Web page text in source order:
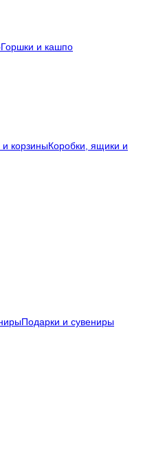
Горшки и кашпо
Коробки, ящики и
Подарки и сувениры